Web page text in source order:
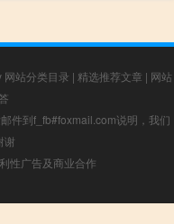
网站分类目录 | 精选推荐文章 | 网站
件到f_fb#foxmail.com说明，我们
谢
性广告及商业合作